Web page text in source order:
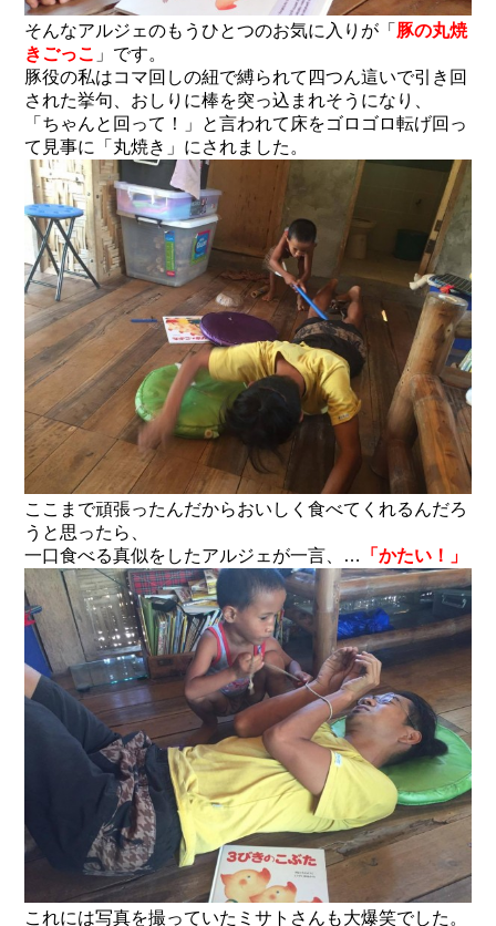
そんなアルジェのもうひとつのお気に入りが「 豚の丸焼
きごっこ 」です。
豚役の私はコマ回しの紐で縛られて四つん這いで引き回
された挙句、おしりに棒を突っ込まれそうになり、
「ちゃんと回って！」と言われて床をゴロゴロ転げ回っ
て見事に「丸焼き」にされました。
ここまで頑張ったんだからおいしく食べてくれるんだろ
うと思ったら、
一口食べる真似をしたアルジェが一言、…
「かたい！」
これには写真を撮っていたミサトさんも大爆笑でした。